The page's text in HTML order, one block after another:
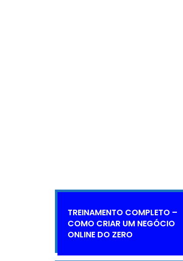
TREINAMENTO COMPLETO –
COMO CRIAR UM NEGÓCIO
ONLINE DO ZERO